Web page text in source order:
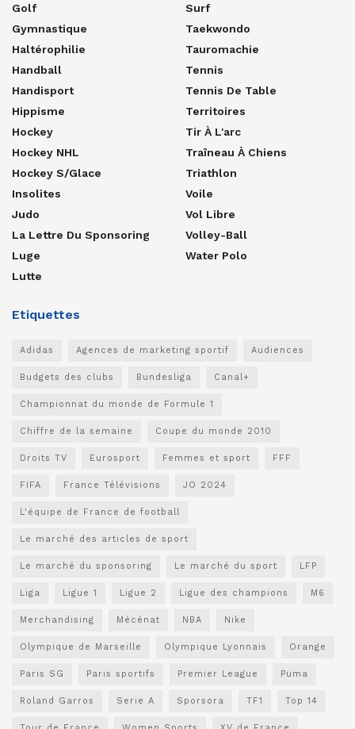
Golf
Gymnastique
Haltérophilie
Handball
Handisport
Hippisme
Hockey
Hockey NHL
Hockey S/glace
Insolites
Judo
La Lettre Du Sponsoring
Luge
Lutte
Surf
Taekwondo
Tauromachie
Tennis
Tennis De Table
Territoires
Tir À L'arc
Traîneau À Chiens
Triathlon
Voile
Vol Libre
Volley-Ball
Water Polo
Etiquettes
Adidas Agences de marketing sportif Audiences
Budgets des clubs Bundesliga Canal+
Championnat du monde de Formule 1
Chiffre de la semaine Coupe du monde 2010
Droits TV Eurosport Femmes et sport FFF
FIFA France Télévisions JO 2024
L'équipe de France de football
Le marché des articles de sport
Le marché du sponsoring Le marché du sport LFP
Liga Ligue 1 Ligue 2 Ligue des champions M6
Merchandising Mécénat NBA Nike
Olympique de Marseille Olympique Lyonnais Orange
Paris SG Paris sportifs Premier League Puma
Roland Garros Serie A Sporsora TF1 Top 14